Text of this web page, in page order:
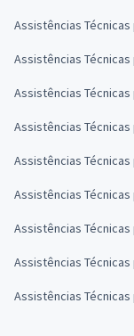
Assistências
Assistências
Assistências Técnicas
Assistências Técnicas
Assistências Técnicas
Assistências Técnicas
Assistências Técnicas
Assistências Técnicas
Assistências Técnicas